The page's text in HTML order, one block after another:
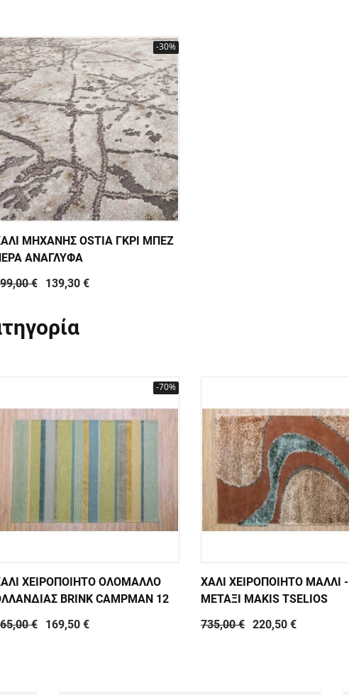
-30%
ΜΗΧΑΝΗΣ OSTIA ΓΚΡΙ ΜΠΕΖ
ΑΝΑΓΛΥΦΑ
€
139,30 €
-70%
ΧΕΙΡΟΠΟΙΗΤΟ ΟΛΟΜΑΛΛΟ
BRINK CAMPMAN 12
€
169,50 €
ΧΑΛΙ ΧΕΙΡΟΠΟΙΗΤΟ ΜΑΛΛΙ -
ΜΕΤΑΞΙ MAKIS TSELIOS
735,00 € 220,50 €